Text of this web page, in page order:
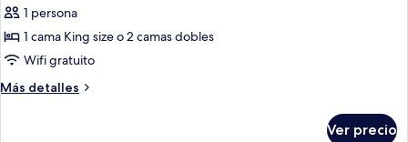
Junior
Suite
View
Use
1 persona
1 cama King size o 2 camas dobles
Wifi gratuito
Más detalles
Más
Ver precio